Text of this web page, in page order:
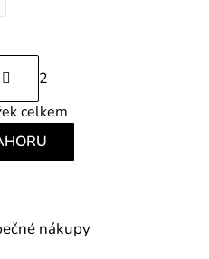
O
v
l
a
t
r
á
n
v
á
2
celkem
nákupy